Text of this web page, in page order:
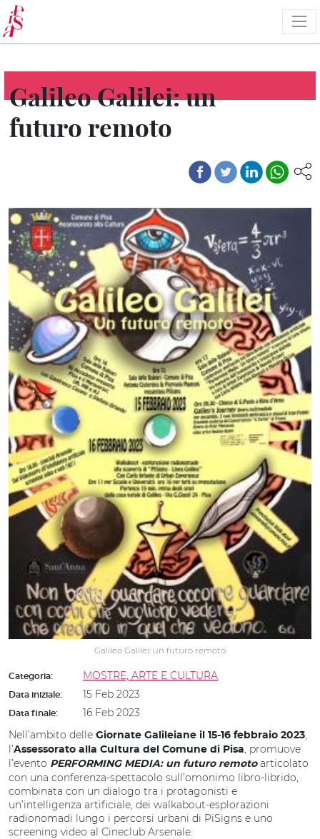
Salta
al
contenuto
principale
Galileo Galilei: un
futuro remoto
Galileo Galilei: un futuro remoto
Categoria: MOSTRE, ARTE E CULTURA
Data iniziale: 15 Feb 2023
Data finale:
16 Feb 2023
Nell’ambito delle Giornate Galileiane il 15-16 febbraio 2023,
l’Assessorato alla Cultura del Comune di Pisa, promuove
l’evento PERFORMING MEDIA: un futuro remoto articolato
con una conferenza-spettacolo sull’omonimo libro-librido,
combinata con un dialogo tra i protagonisti e
un’intelligenza artificiale, dei walkabout-esplorazioni
radionomadi lungo i percorsi urbani di PiSigns e uno
screening video al Cineclub Arsenale.